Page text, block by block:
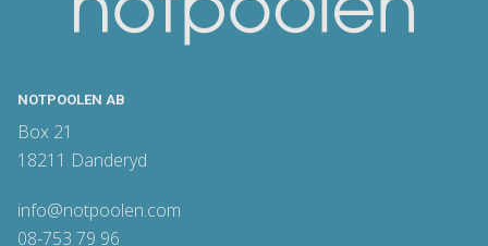
NOTPOOLEN AB
Box 21
18211 Danderyd
info@notpoolen.com
08-753 79 96